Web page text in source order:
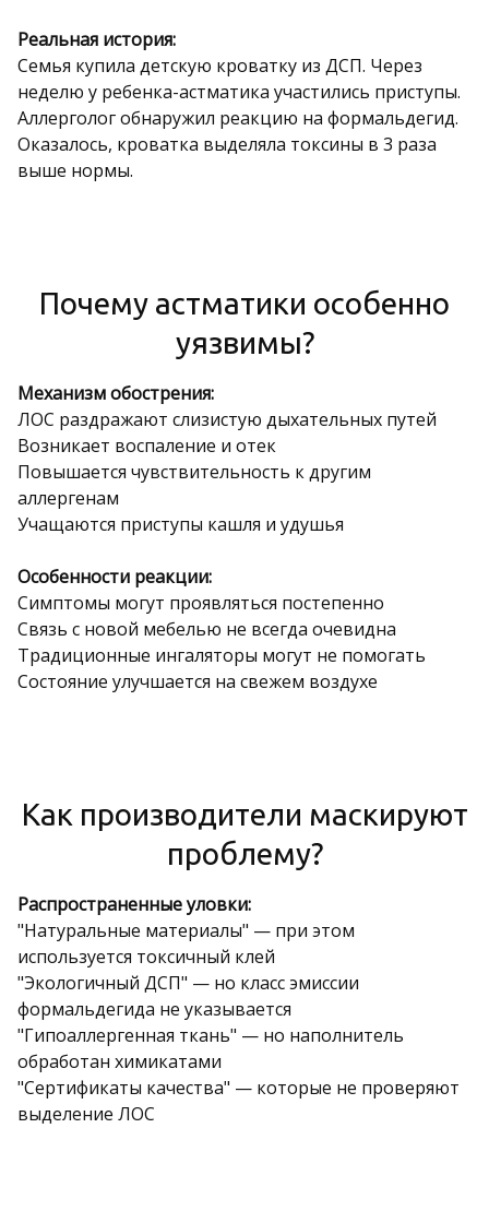
Реальная история:
Семья купила детскую кроватку из ДСП. Через
неделю у ребенка-астматика участились приступы.
Аллерголог обнаружил реакцию на формальдегид.
Оказалось, кроватка выделяла токсины в 3 раза
выше нормы.
Почему астматики особенно
уязвимы?
Механизм обострения:
ЛОС раздражают слизистую дыхательных путей
Возникает воспаление и отек
Повышается чувствительность к другим
аллергенам
Учащаются приступы кашля и удушья
Особенности реакции:
Симптомы могут проявляться постепенно
Связь с новой мебелью не всегда очевидна
Традиционные ингаляторы могут не помогать
Состояние улучшается на свежем воздухе
Как производители маскируют
проблему?
Распространенные уловки:
"Натуральные материалы" — при этом
используется токсичный клей
"Экологичный ДСП" — но класс эмиссии
формальдегида не указывается
"Гипоаллергенная ткань" — но наполнитель
обработан химикатами
"Сертификаты качества" — которые не проверяют
выделение ЛОС